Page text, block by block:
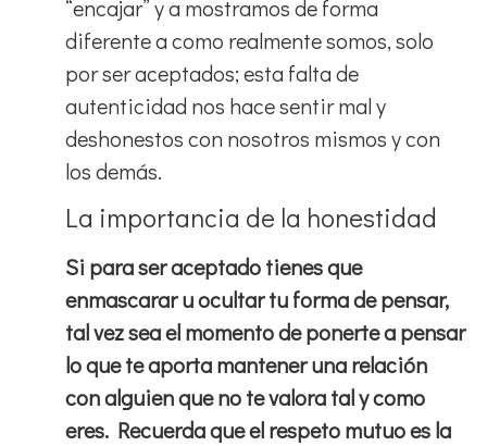
“encajar” y a mostramos de forma
diferente a como realmente somos, solo
por ser aceptados; esta falta de
autenticidad nos hace sentir mal y
deshonestos con nosotros mismos y con
los demás.
La importancia de la honestidad
Si para ser aceptado tienes que
enmascarar u ocultar tu forma de pensar,
tal vez sea el momento de ponerte a pensar
lo que te aporta mantener una relación
con alguien que no te valora tal y como
eres. Recuerda que el respeto mutuo es la